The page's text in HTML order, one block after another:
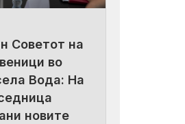
Советот на
во
Вода: На
новите